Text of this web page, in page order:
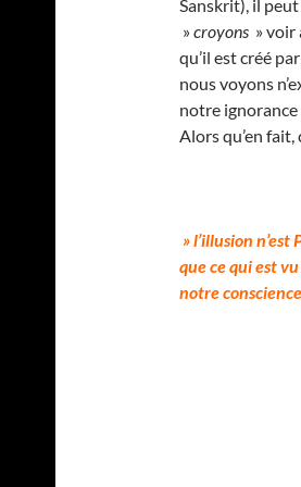
Sanskrit), il
»croyons » voir
qu’il est créé
nous voyons
notre
Alors qu’en
» l’illusion
que ce qui est
notre